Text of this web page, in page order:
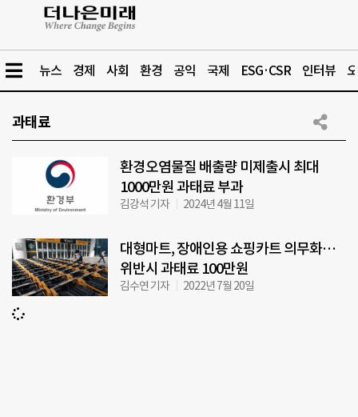
뉴스 경제 사회 환경 공익 국제 ESG·CSR 인터뷰
과태료
환경오염물질 배출량 미제출시 최대
1000만원 과태료 부과
김강석 기자 2024년 4월 11일
대형마트, 장애인용 쇼핑카트 의무화…
위반시 과태료 100만원
김수연 기자 2022년 7월 20일